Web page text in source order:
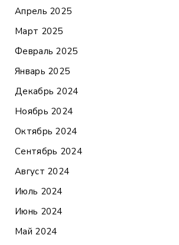
Апрель 2025
Март 2025
Февраль 2025
Январь 2025
Декабрь 2024
Ноябрь 2024
Октябрь 2024
Сентябрь 2024
Август 2024
Июль 2024
Июнь 2024
Май 2024